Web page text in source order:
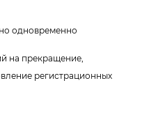
одновременно
на прекращение,
регистрационных